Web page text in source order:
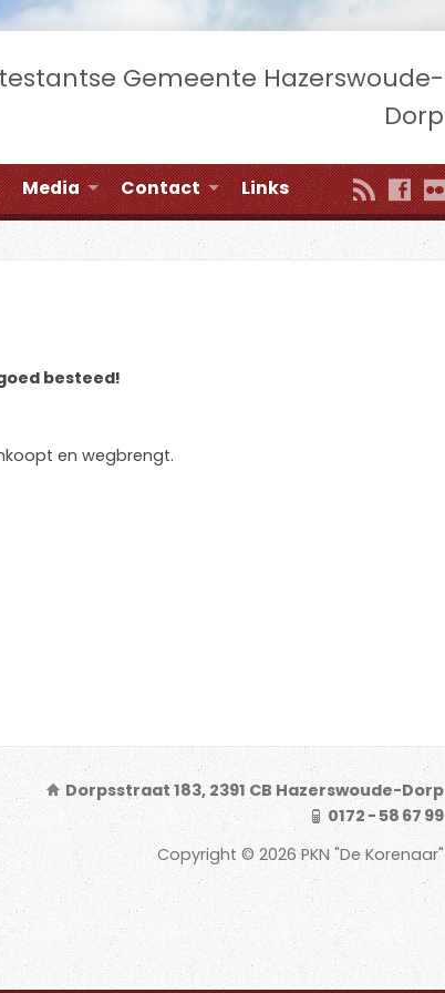
Gemeente Hazerswoude-
Dorp
Media Contact Links
besteed!
en wegbrengt.
Dorpsstraat 183, 2391 CB Hazerswoude-Dorp
0172 - 58 67 99
Copyright © 2026 PKN "De Korenaar"